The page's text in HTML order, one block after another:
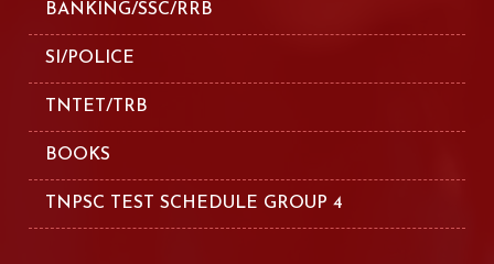
BANKING/SSC/RRB
SI/POLICE
TNTET/TRB
BOOKS
TNPSC TEST SCHEDULE GROUP 4